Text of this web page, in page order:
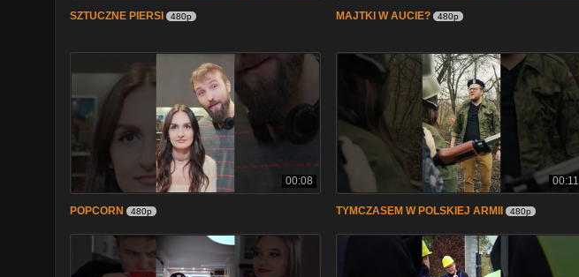
SZTUCZNE PIERSI 480p MAJTKI W AUCIE? 480p
00:08
POPCORN 480p
00:11
TYMCZASEM W POLSKIEJ ARMII 480p